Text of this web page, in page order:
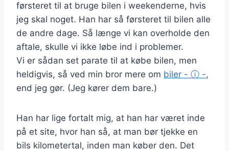
førsteret til at bruge bilen i weekenderne, hvis
jeg skal noget. Han har så førsteret til bilen alle
de andre dage. Så længe vi kan overholde den
aftale, skulle vi ikke løbe ind i problemer.
Vi er sådan set parate til at købe bilen, men
heldigvis, så ved min bror mere om biler - ⓘ -,
end jeg gør. (Jeg kører dem bare.)
Han har lige fortalt mig, at han har været inde
på et site, hvor han så, at man bør tjekke en
bils kilometertal, inden man køber den. Det